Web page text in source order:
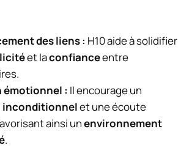
des liens : H10 aide à solidifier
et laconfianceentre
émotionnel : Il encourage un
inconditionnelet une écoute
ainsi unenvironnement
.